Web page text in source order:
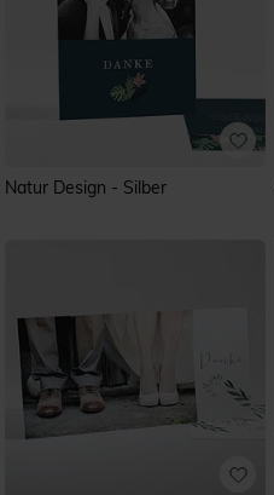
Natur Design - Silber